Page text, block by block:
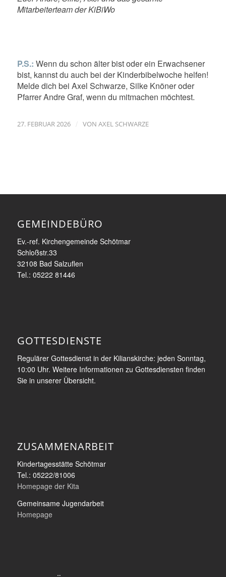
Mitarbeiterteam der KiBiWo
P.S.: Wenn du schon älter bist oder ein Erwachsener
bist, kannst du auch bei der Kinderbibelwoche helfen!
Melde dich bei Axel Schwarze, Silke Knöner oder
Pfarrer Andre Graf, wenn du mitmachen möchtest.
27. FEBRUAR 2026 / VON AXEL SCHWARZE
GEMEINDEBÜRO
Ev.-ref. Kirchengemeinde Schötmar
Schloßstr.33
32108 Bad Salzuflen
Tel.: 05222 81446
GOTTESDIENSTE
Regulärer Gottesdienst in der Kilianskirche: jeden Sonntag,
10:00 Uhr. Weitere Informationen zu Gottesdiensten finden
Sie in unserer Übersicht.
ZUSAMMENARBEIT
Kindertagesstätte Schötmar
Tel.: 05222/81006
Homepage der Kita
Gemeinsame Jugendarbeit
Homepage